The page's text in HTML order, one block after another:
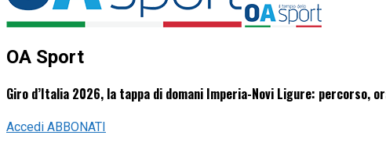
OA Sport
Giro d’Italia 2026, la tappa di domani Imperia-Novi Ligure: percorso,
Accedi ABBONATI